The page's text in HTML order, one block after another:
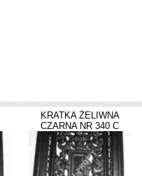
KRATKA ŻELIWNA
CZARNA NR 340 C